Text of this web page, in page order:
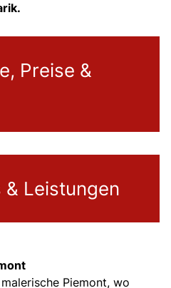
Preise &
& Leistungen
Piemont, wo